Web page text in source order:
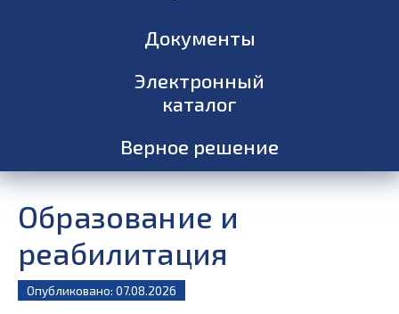
Документы
Электронный
каталог
Верное решение
Образование и
реабилитация
Опубликовано: 07.08.2026